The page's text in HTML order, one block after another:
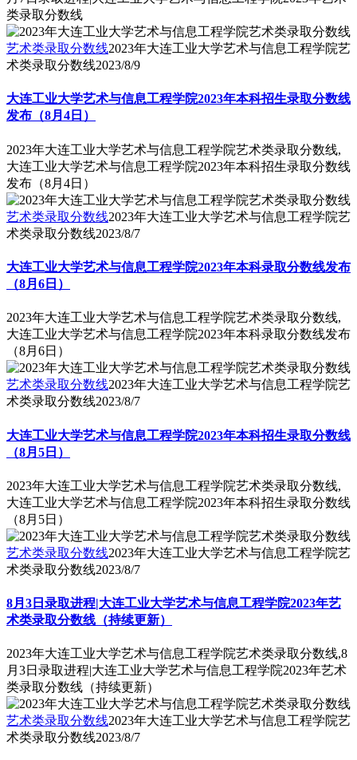
类录取分数线
艺术类录取分数线2023年大连工业大学艺术与信息工程学院艺
术类录取分数线2023/8/9
大连工业大学艺术与信息工程学院2023年本科招生录取分数线
发布（8月4日）
2023年大连工业大学艺术与信息工程学院艺术类录取分数线,
大连工业大学艺术与信息工程学院2023年本科招生录取分数线
发布（8月4日）
艺术类录取分数线2023年大连工业大学艺术与信息工程学院艺
术类录取分数线2023/8/7
大连工业大学艺术与信息工程学院2023年本科录取分数线发布
（8月6日）
2023年大连工业大学艺术与信息工程学院艺术类录取分数线,
大连工业大学艺术与信息工程学院2023年本科录取分数线发布
（8月6日）
艺术类录取分数线2023年大连工业大学艺术与信息工程学院艺
术类录取分数线2023/8/7
大连工业大学艺术与信息工程学院2023年本科招生录取分数线
（8月5日）
2023年大连工业大学艺术与信息工程学院艺术类录取分数线,
大连工业大学艺术与信息工程学院2023年本科招生录取分数线
（8月5日）
艺术类录取分数线2023年大连工业大学艺术与信息工程学院艺
术类录取分数线2023/8/7
8月3日录取进程|大连工业大学艺术与信息工程学院2023年艺
术类录取分数线（持续更新）
2023年大连工业大学艺术与信息工程学院艺术类录取分数线,8
月3日录取进程|大连工业大学艺术与信息工程学院2023年艺术
类录取分数线（持续更新）
艺术类录取分数线2023年大连工业大学艺术与信息工程学院艺
术类录取分数线2023/8/7